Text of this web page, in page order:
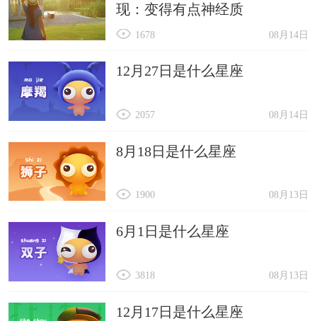
现：变得有点神经质
08月14日
1678
12月27日是什么星座
08月14日
2057
8月18日是什么星座
08月13日
1900
6月1日是什么星座
08月13日
3818
12月17日是什么星座